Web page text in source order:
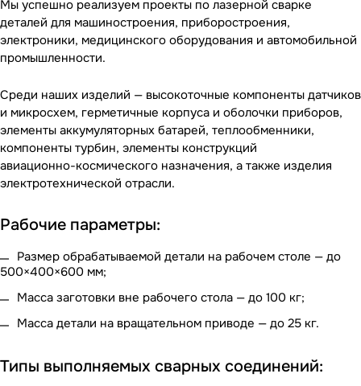
Мы успешно реализуем проекты по лазерной сварке
деталей для машиностроения, приборостроения,
электроники, медицинского оборудования и автомобильной
промышленности.
Среди наших изделий — высокоточные компоненты датчиков
и микросхем, герметичные корпуса и оболочки приборов,
элементы аккумуляторных батарей, теплообменники,
компоненты турбин, элементы конструкций
авиационно-космического назначения, а также изделия
электротехнической отрасли.
Рабочие параметры:
Размер обрабатываемой детали на рабочем столе — до
500×400×600 мм;
Масса заготовки вне рабочего стола — до 100 кг;
Масса детали на вращательном приводе — до 25 кг.
Типы выполняемых сварных соединений: